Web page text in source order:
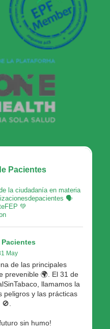
Pacientes
ciudadanía en materia
🗣
💚
May
de las principales
prevenible 🌍. El 31 de
llamamos la
peligros y las prácticas
sin humo!